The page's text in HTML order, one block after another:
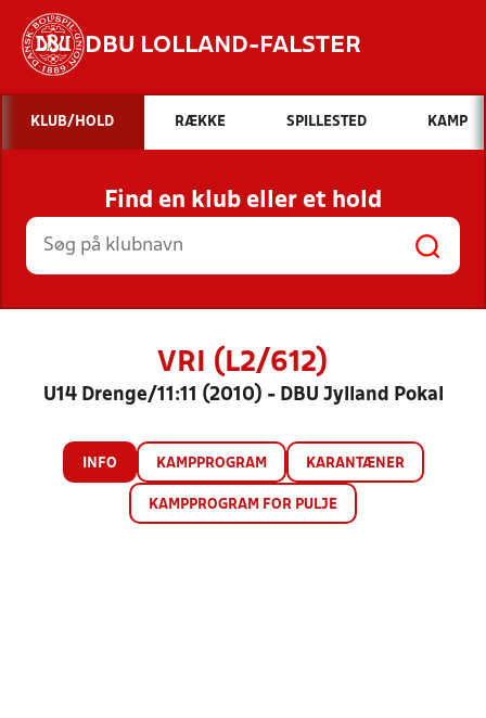
DBU LOLLAND-FALSTER
Hvad vil du søge efter?
INDHOLD OG NYHEDER
STILLINGER, RESULTATER, KLUBBER OG
HOLD
KLUB/HOLD RÆKKE SPILLESTED KAMP
Find en klub eller et hold
VRI (L2/612)
U14 Drenge/11:11 (2010) - DBU Jylland Pokal
INFO KAMPPROGRAM KARANTÆNER
KAMPPROGRAM FOR PULJE